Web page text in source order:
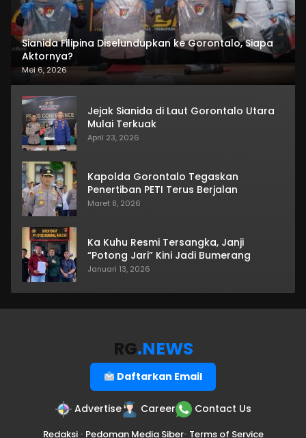
Sianida Filipina Diselundupkan ke Gorontalo, Siapa
Aktornya?
Mei 6, 2026
Jejak Sianida di Laut Gorontalo Utara
Mulai Terkuak
April 23, 2026
Kapolda Gorontalo Tegaskan
Penertiban PETI Terus Berjalan
Maret 8, 2026
Ka Kuhu Resmi Tersangka, Janji
“Potong Jari” Kini Jadi Bumerang
Januari 13, 2026
RG.NEWS
Daftarkan Email
Advertise Career Contact Us
Redaksi• Pedoman Media Siber• Terms of Service